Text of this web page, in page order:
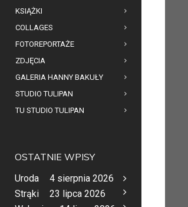
KSIĄŻKI
COLLAGES
FOTOREPORTAŻE
ZDJĘCIA
GALERIA HANNY BAKUŁY
STUDIO TULIPAN
TU STUDIO TULIPAN
OSTATNIE WPISY
Uroda
4 sierpnia 2026
Strąki
23 lipca 2026